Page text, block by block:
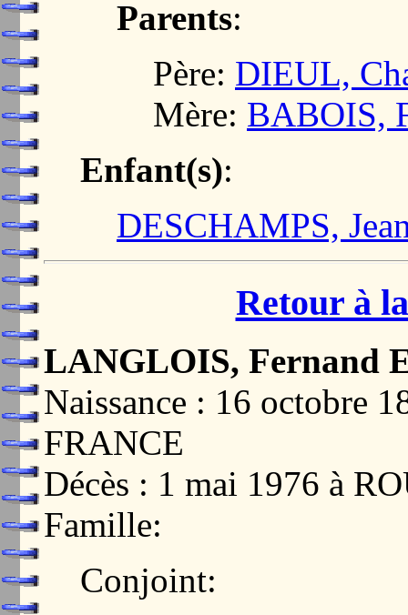
Parents:
Père: DIEUL,
Mère: BABOIS,
Enfant(s):
DESCHAMPS,
Retour à
LANGLOIS, Fernand
Naissance : 16 octobre
FRANCE
Décès : 1 mai 1976 à
Famille:
Conjoint: